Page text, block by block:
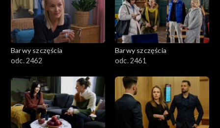
Barwy szczęścia
odc. 2462
Barwy szczęścia
odc. 2461